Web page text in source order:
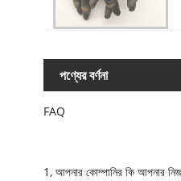
পণ্যের বর্ণনা
FAQ
1, আপনার কোম্পানির কি আপনার